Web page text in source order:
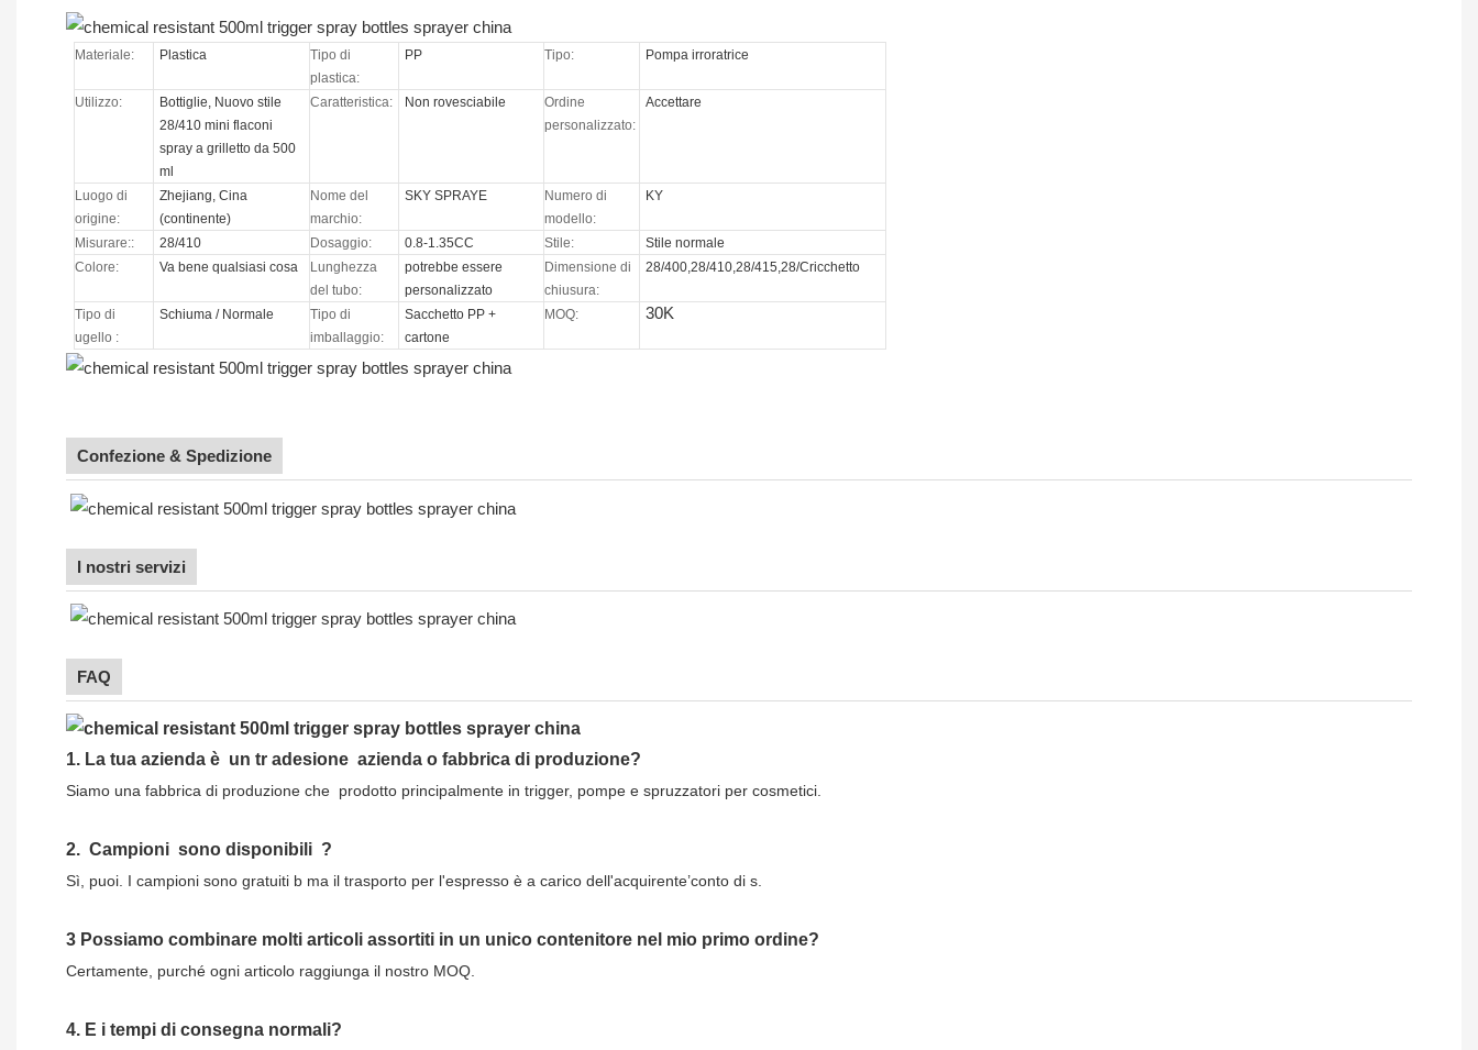
Materiale: Plastica
Tipo di
plastica:
PP Tipo: Pompa irroratrice
Utilizzo:
Bottiglie, Nuovo stile
28/410 mini flaconi
spray a grilletto da 500
ml
Caratteristica: Non rovesciabile
Ordine
personalizzato:
Accettare
Luogo di
origine:
Zhejiang, Cina
(continente)
Nome del
marchio:
SKY SPRAYE
Numero di
modello:
KY
Misurare:: 28/410 Dosaggio: 0.8-1.35CC Stile:
Stile normale
Colore:
Va bene qualsiasi cosa
Lunghezza
del tubo:
potrebbe essere
personalizzato
Dimensione di
chiusura:
28/400,28/410,28/415,28/Cricchetto
Tipo di
ugello :
Schiuma / Normale
Tipo di
imballaggio:
Sacchetto PP +
cartone
MOQ: 30K
Confezione & Spedizione
I nostri servizi
FAQ
1. La tua azienda è un tr adesione azienda o fabbrica di produzione?
Siamo una fabbrica di produzione che prodotto principalmente in trigger, pompe e spruzzatori per cosmetici.
2. Campioni sono disponibili ?
Sì, puoi. I campioni sono gratuiti b ma il trasporto per l'espresso è a carico dell'acquirente’conto di s.
3 Possiamo combinare molti articoli assortiti in un unico contenitore nel mio primo ordine?
Certamente, purché ogni articolo raggiunga il nostro MOQ.
4. E i tempi di consegna normali?